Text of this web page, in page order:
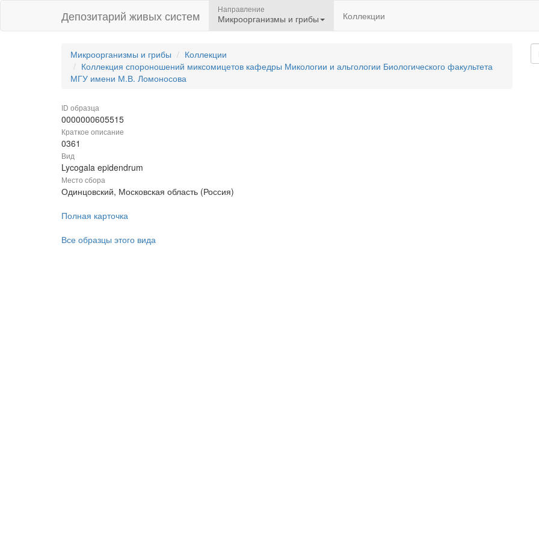
Депозитарий живых систем Направление
Микроорганизмы и грибы Коллекции
Микроорганизмы и грибы
Коллекции
Коллекция спороношений миксомицетов кафедры Микологии и альгологии Биологического факультета
МГУ имени М.В. Ломоносова
ID образца
0000000605515
Краткое описание
0361
Вид
Lycogala epidendrum
Место сбора
Одинцовский, Московская область (Россия)
Полная карточка
Все образцы этого вида